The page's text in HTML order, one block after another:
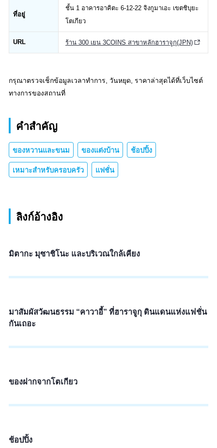
ที่อยู่
ชั้น 1 อาคารอาคิตะ 6-12-22 จิงกูมาเอะ เขตชิบุยะ
โตเกียว
URL ร้าน 300 เยน 3COINS สาขาหลักฮาราจูกุ(JPN)
กรุณาตรวจเช็กข้อมูลเวลาทำการ, วันหยุด, ราคาล่าสุดได้ที่เว็บไซต์
ทางการของสถานที่
คำสำคัญ
ของหวานและขนม ของแต่งบ้าน ช้อปปิ้ง
เหมาะสำหรับครอบครัว แฟชั่น
ลิงก์อ้างอิง
มิตากะ มุซาชิโนะ และบริเวณใกล้เคียง
มาสัมผัสวัฒนธรรม “คาวาอี้” ที่ฮาราจูกุ ดินแดนแห่งแฟชั่น
กันเถอะ
ของฝากจากโตเกียว
ช้อปปิ้ง